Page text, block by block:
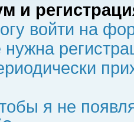
и
войти на
я не